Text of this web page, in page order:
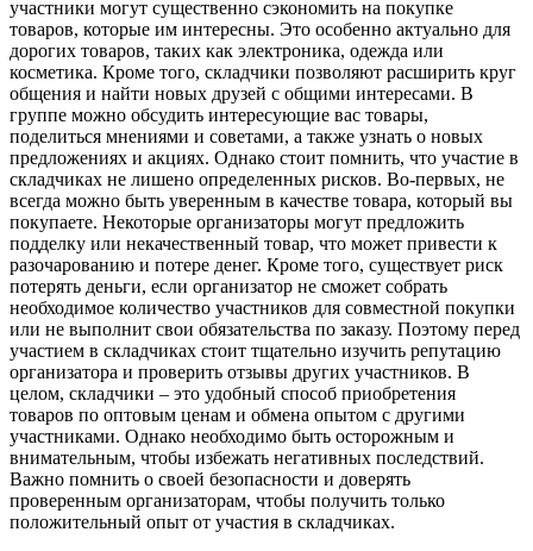
участники могут существенно сэкономить на покупке
товаров, которые им интересны. Это особенно актуально для
дорогих товаров, таких как электроника, одежда или
косметика. Кроме того, складчики позволяют расширить круг
общения и найти новых друзей с общими интересами. В
группе можно обсудить интересующие вас товары,
поделиться мнениями и советами, а также узнать о новых
предложениях и акциях. Однако стоит помнить, что участие в
складчиках не лишено определенных рисков. Во-первых, не
всегда можно быть уверенным в качестве товара, который вы
покупаете. Некоторые организаторы могут предложить
подделку или некачественный товар, что может привести к
разочарованию и потере денег. Кроме того, существует риск
потерять деньги, если организатор не сможет собрать
необходимое количество участников для совместной покупки
или не выполнит свои обязательства по заказу. Поэтому перед
участием в складчиках стоит тщательно изучить репутацию
организатора и проверить отзывы других участников. В
целом, складчики – это удобный способ приобретения
товаров по оптовым ценам и обмена опытом с другими
участниками. Однако необходимо быть осторожным и
внимательным, чтобы избежать негативных последствий.
Важно помнить о своей безопасности и доверять
проверенным организаторам, чтобы получить только
положительный опыт от участия в складчиках.